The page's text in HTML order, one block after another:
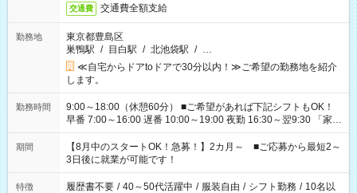
交通費 交通費全額支給
勤務地
東京都豊島区
巣鴨駅 / 目白駅 / 北池袋駅 / …
≪自宅からドアtoドアで30分以内！≫ご希望の勤務地を紹介
します。
勤務時間
9:00～18:00（休憩60分） ■ご希望があれば下記シフトもOK！
早番 7:00～16:00 遅番 10:00～19:00 夜勤 16:30～翌9:30 「家族
と休みを合わせたい」 「余裕を持って夕飯の準備がしたい」
「できれば残業はしたくない」 など、ご希望を教えてください
ね。 ※Wワーク希望の方へ 今ご覧のお仕事で希望する勤務時間
と、もう1つのお仕事の勤務時間。 合計で週40時間を超える場
合は応募できません。
期間
【8月中のスタートOK！急募！】2カ月～ ■ご応募から最短2～
3日後に就業が可能です！
特徴 履歴書不要 / 40～50代活躍中 / 服装自由 / シフト勤務 / 10名以